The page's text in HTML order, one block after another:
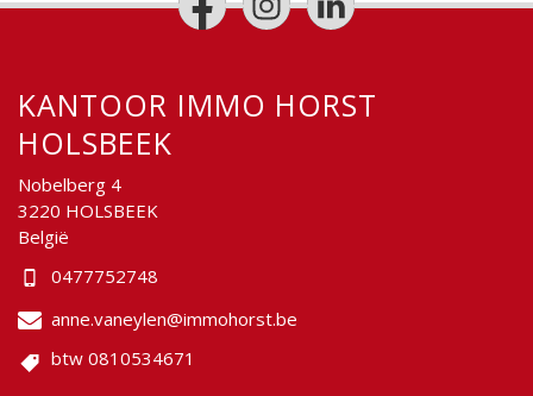
KANTOOR IMMO HORST
HOLSBEEK
Nobelberg 4
3220 HOLSBEEK
België
0477752748
anne.vaneylen@immohorst.be
btw 0810534671